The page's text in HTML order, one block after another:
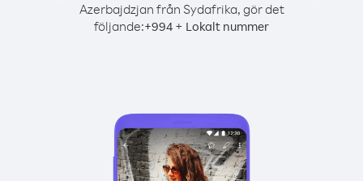
Azerbajdzjan från Sydafrika, gör det
följande:+994 + Lokalt nummer